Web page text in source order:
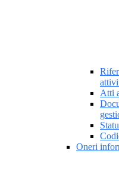
Atti
Oneri